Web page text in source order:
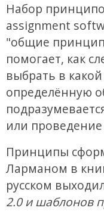
Набор
assignment
"общие
помогает, как
выбрать в
определённую
или
Принципы
Ларманом в
русском
2.0 и шаблонов